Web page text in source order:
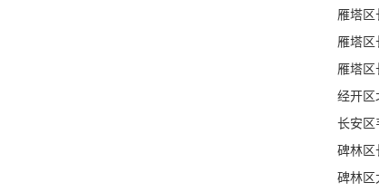
雁塔区
雁塔区
雁塔区
经开区
长安区
碑林区
碑林区